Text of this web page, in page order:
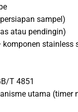
sampel)
atau pendingin)
stainless
T 4851
utama